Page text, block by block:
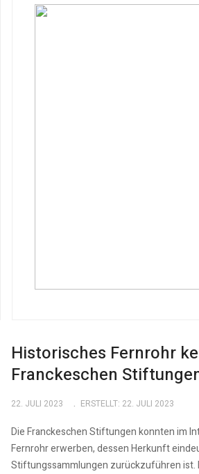
Historisches Fernrohr
Franckeschen
22. JULI 2023 ERSTELLT: 22. JULI 2023
Die Franckeschen Stiftungen konnten im
Fernrohr erwerben, dessen Herkunft
Stiftungssammlungen zurückzuführen ist.